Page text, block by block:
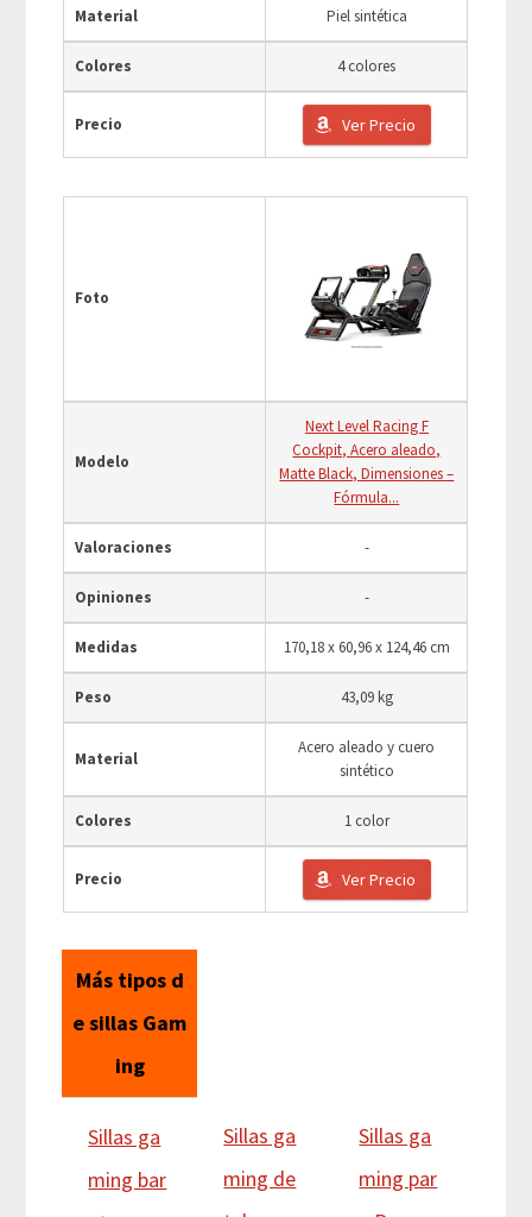
Material Piel sintética
Colores 4 colores
Precio Ver Precio
Foto
Modelo
Next Level Racing F
Cockpit, Acero aleado,
Matte Black, Dimensiones –
Fórmula...
Valoraciones -
Opiniones -
Medidas 170,18 x 60,96 x 124,46 cm
Peso 43,09 kg
Material
Acero aleado y cuero
sintético
Colores 1 color
Precio Ver Precio
Más tipos d
e sillas Gam
ing
Sillas ga
ming bar
Sillas ga
ming de
Sillas ga
ming par